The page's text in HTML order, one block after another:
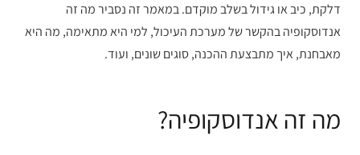
דלקת, כיב או גידול בשלב מוקדם. במאמר זה נסביר מה זה
אנדוסקופיה בהקשר של מערכת העיכול, למי היא מתאימה, מה היא
מאבחנת, איך מתבצעת ההכנה, סוגים שונים, ועוד.
מה זה אנדוסקופיה?